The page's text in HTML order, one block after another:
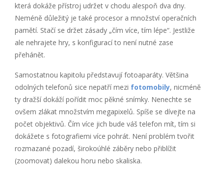
která dokáže přístroj udržet v chodu alespoň dva dny.
Neméně důležitý je také procesor a množství operačních
pamětí. Stačí se držet zásady „čím více, tím lépe“. Jestliže
ale nehrajete hry, s konfigurací to není nutné zase
přehánět.
Samostatnou kapitolu představují fotoaparáty. Většina
odolných telefonů sice nepatří mezi fotomobily, nicméně
ty dražší dokáží pořídit moc pěkné snímky. Nenechte se
ovšem zlákat množstvím megapixelů. Spíše se dívejte na
počet objektivů. Čím více jich bude váš telefon mít, tím si
dokážete s fotografiemi více pohrát. Není problém tvořit
rozmazané pozadí, širokoúhlé záběry nebo přiblížit
(zoomovat) dalekou horu nebo skaliska.